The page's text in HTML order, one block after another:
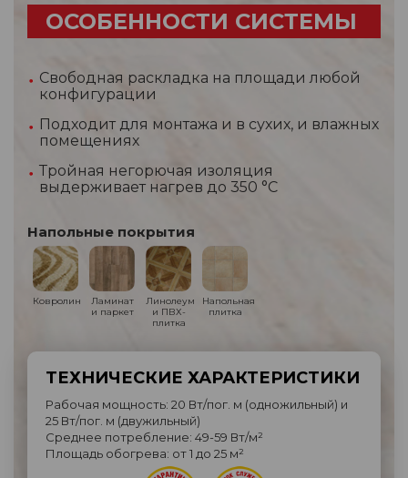
ОСОБЕННОСТИ СИСТЕМЫ
Свободная раскладка на площади любой
конфигурации
Подходит для монтажа и в сухих, и влажных
помещениях
Тройная негорючая изоляция
выдерживает нагрев до 350 °С
Напольные покрытия
Ковролин
Ламинат
и паркет
Линолеум
и ПВХ-
плитка
Напольная
плитка
ТЕХНИЧЕСКИЕ ХАРАКТЕРИСТИКИ
Рабочая мощность: 20 Вт/пог. м (одножильный) и
25 Вт/пог. м (двужильный)
Среднее потребление: 49-59 Вт/м²
Площадь обогрева: от 1 до 25 м²